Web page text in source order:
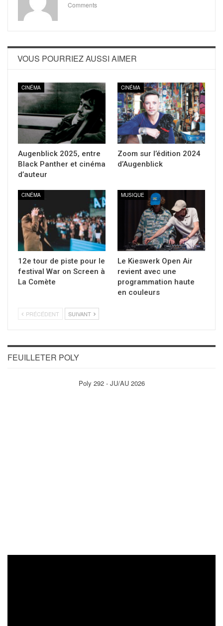
Comments
VOUS POURRIEZ AUSSI AIMER
CINÉMA
Augenblick 2025, entre
Black Panther et cinéma
d’auteur
CINÉMA
Zoom sur l’édition 2024
d’Augenblick
CINÉMA
12e tour de piste pour le
festival War on Screen à
La Comète
MUSIQUE
Le Kieswerk Open Air
revient avec une
programmation haute
en couleurs
PRÉCÉDENT SUIVANT
FEUILLETER POLY
Poly 292 - JU/AU 2026